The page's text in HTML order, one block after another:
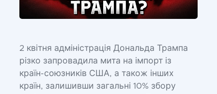
2 квітня адміністрація Дональда Трампа
різко запровадила мита на імпорт із
країн-союзників США, а також інших
країн, залишивши загальні 10% збору